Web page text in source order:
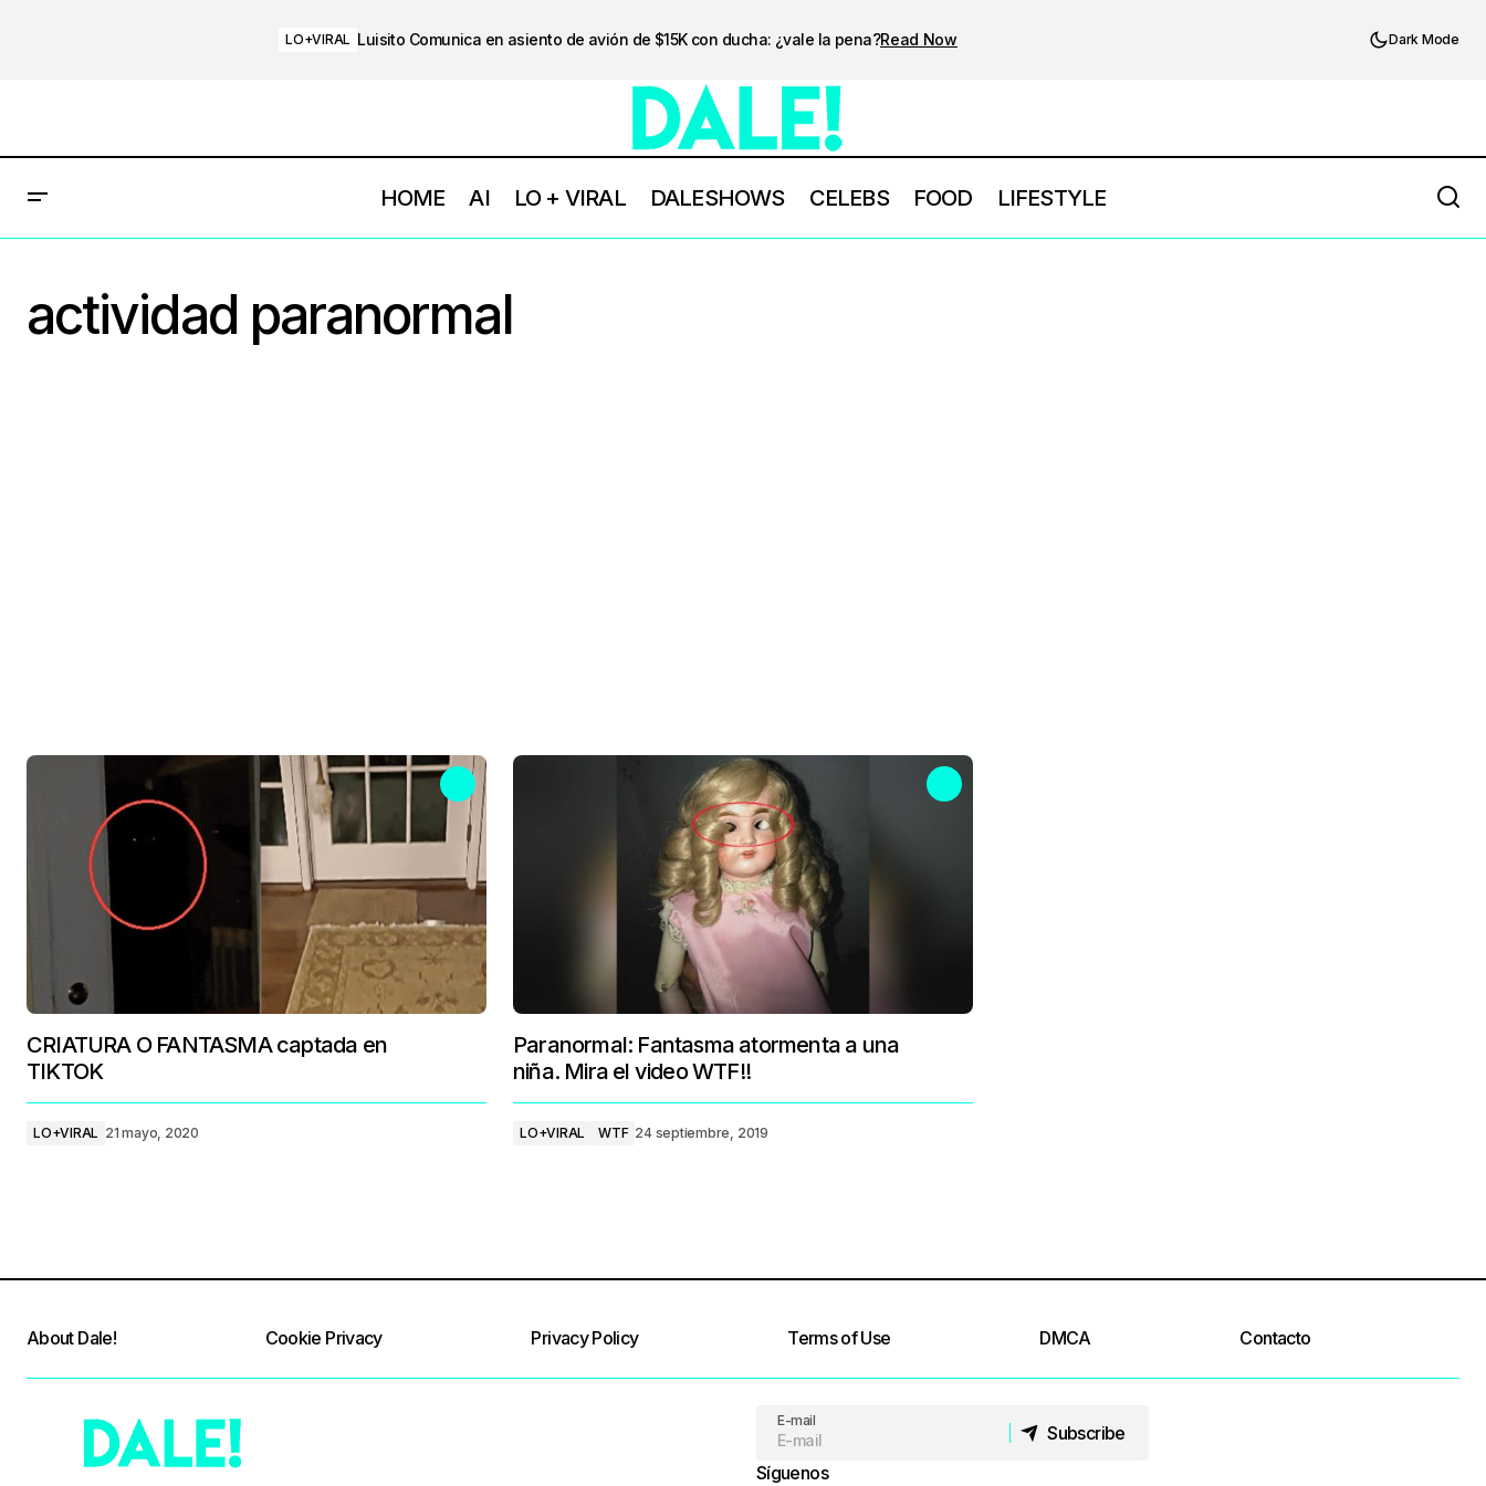
LO+VIRAL Luisito Comunica en asiento de avión de $15K con ducha: ¿vale la pena?Read Now Dark Mode
HOME AI LO + VIRAL DALESHOWS CELEBS FOOD LIFESTYLE
actividad paranormal
CRIATURA O FANTASMA captada en
TIKTOK
LO+VIRAL 21 mayo, 2020
Paranormal: Fantasma atormenta a una
niña. Mira el video WTF!!
LO+VIRAL WTF 24 septiembre, 2019
About Dale! Cookie Privacy Privacy Policy Terms of Use DMCA Contacto
E-mail
Subscribe
Síguenos